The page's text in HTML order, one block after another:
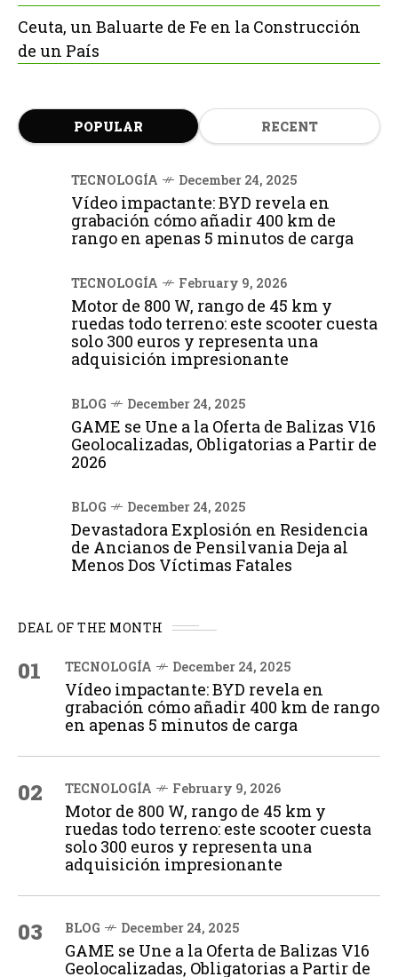
Ceuta, un Baluarte de Fe en la Construcción
de un País
POPULAR RECENT
TECNOLOGÍA December 24, 2025
Vídeo impactante: BYD revela en
grabación cómo añadir 400 km de
rango en apenas 5 minutos de carga
TECNOLOGÍA February 9, 2026
Motor de 800 W, rango de 45 km y
ruedas todo terreno: este scooter cuesta
solo 300 euros y representa una
adquisición impresionante
BLOG December 24, 2025
GAME se Une a la Oferta de Balizas V16
Geolocalizadas, Obligatorias a Partir de
2026
BLOG December 24, 2025
Devastadora Explosión en Residencia
de Ancianos de Pensilvania Deja al
Menos Dos Víctimas Fatales
DEAL OF THE MONTH
01 TECNOLOGÍA December 24, 2025
Vídeo impactante: BYD revela en
grabación cómo añadir 400 km de rango
en apenas 5 minutos de carga
02 TECNOLOGÍA February 9, 2026
Motor de 800 W, rango de 45 km y
ruedas todo terreno: este scooter cuesta
solo 300 euros y representa una
adquisición impresionante
03 BLOG December 24, 2025
GAME se Une a la Oferta de Balizas V16
Geolocalizadas, Obligatorias a Partir de